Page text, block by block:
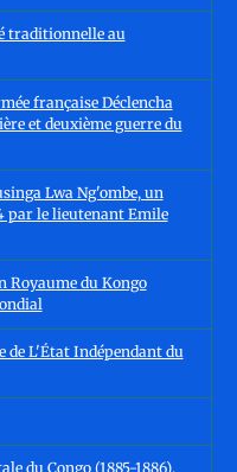
traditionnelle au
française Déclencha
et deuxième guerre du
Lwa Ng'ombe, un
par le lieutenant Emile
Royaume du Kongo
de L'État Indépendant du
du Congo (1885-1886),